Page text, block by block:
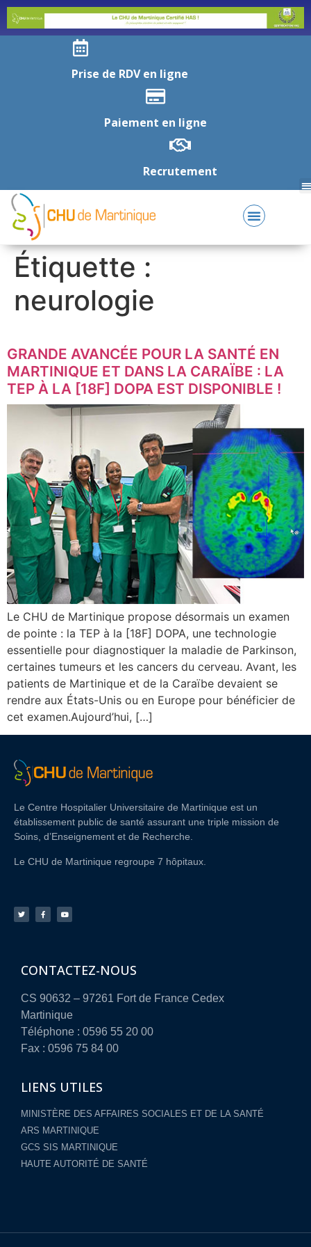
Prise de RDV en ligne
Paiement en ligne
Recrutement
Étiquette :
neurologie
GRANDE AVANCÉE POUR LA SANTÉ EN
MARTINIQUE ET DANS LA CARAÏBE : LA
TEP À LA [18F] DOPA EST DISPONIBLE !
Le CHU de Martinique propose désormais un examen
de pointe : la TEP à la [18F] DOPA, une technologie
essentielle pour diagnostiquer la maladie de Parkinson,
certaines tumeurs et les cancers du cerveau. Avant, les
patients de Martinique et de la Caraïbe devaient se
rendre aux États-Unis ou en Europe pour bénéficier de
cet examen.Aujourd’hui, […]
Le Centre Hospitalier Universitaire de Martinique est un
établissement public de santé assurant une triple mission de
Soins, d’Enseignement et de Recherche.
Le CHU de Martinique regroupe 7 hôpitaux.
CONTACTEZ-NOUS
CS 90632 – 97261 Fort de France Cedex
Martinique
Téléphone : 0596 55 20 00
Fax : 0596 75 84 00
LIENS UTILES
MINISTÈRE DES AFFAIRES SOCIALES ET DE LA SANTÉ
ARS MARTINIQUE
GCS SIS MARTINIQUE
HAUTE AUTORITÉ DE SANTÉ